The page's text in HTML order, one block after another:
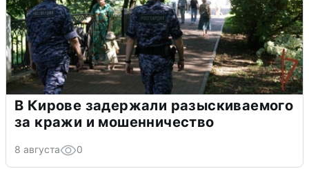
В Кирове задержали разыскиваемого
за кражи и мошенничество
8 августа 0